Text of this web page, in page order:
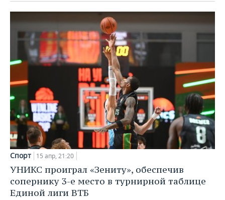
Спорт 15 апр, 21:20
УНИКС проиграл «Зениту», обеспечив
сопернику 3-е место в турнирной таблице
Единой лиги ВТБ